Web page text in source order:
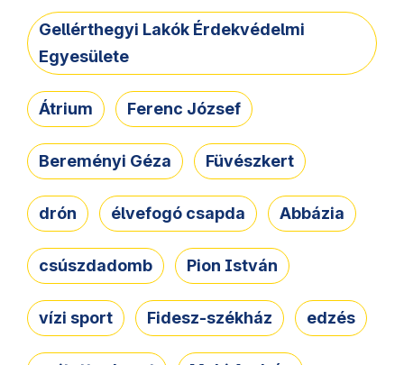
Gellérthegyi Lakók Érdekvédelmi
Egyesülete
Átrium Ferenc József
Bereményi Géza Füvészkert
drón élvefogó csapda Abbázia
csúszdadomb Pion István
vízi sport Fidesz-székház edzés